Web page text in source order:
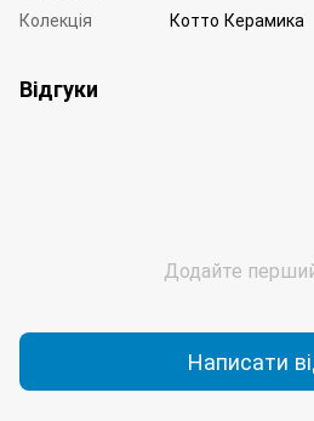
Колекція
Котто Керамика
Відгуки
Додайте
Написати